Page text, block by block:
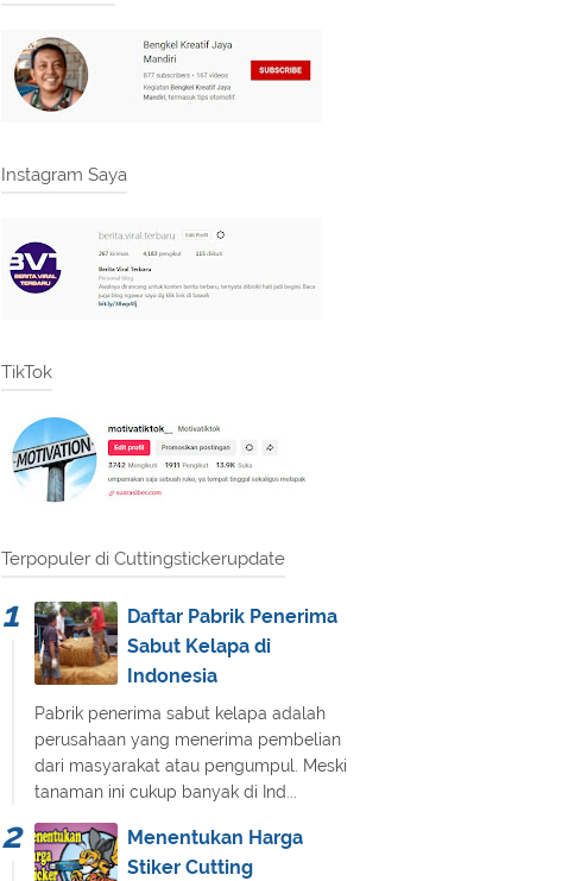
Instagram Saya
TikTok
Terpopuler di Cuttingstickerupdate
Daftar Pabrik Penerima
Sabut Kelapa di
Indonesia
Pabrik penerima sabut kelapa adalah
perusahaan yang menerima pembelian
dari masyarakat atau pengumpul. Meski
tanaman ini cukup banyak di Ind...
Menentukan Harga
Stiker Cutting